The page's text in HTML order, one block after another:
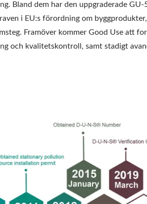
Bland dem har den uppgraderade GU-
i EU:s förordning om
Framöver kommer Good Use att
och kvalitetskontroll, samt stadigt